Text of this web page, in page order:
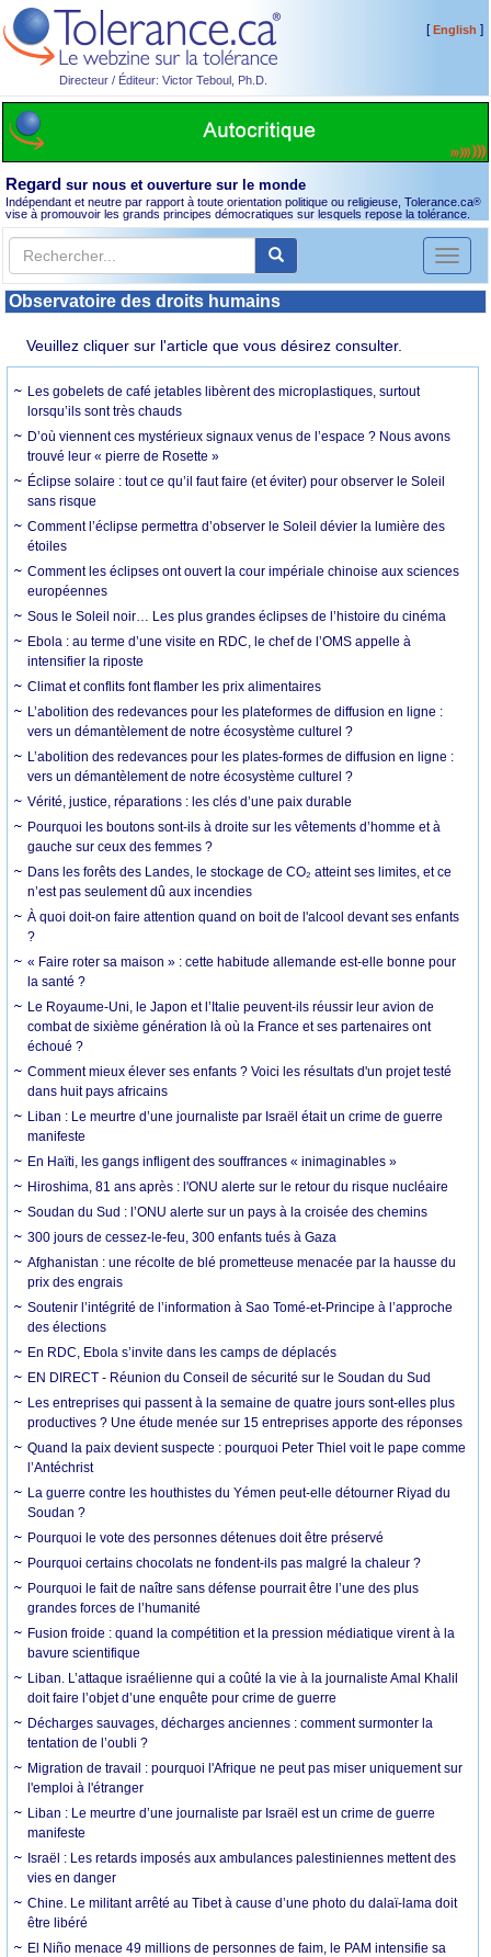
Directeur / Éditeur: Victor Teboul, Ph.D.
[English ]
Regard sur nous et ouverture sur le monde
Indépendant et neutre par rapport à toute orientation politique ou religieuse, Tolerance.ca®
vise à promouvoir les grands principes démocratiques sur lesquels repose la tolérance.
Toggle
Observatoire des droits humains
Veuillez cliquer sur l'article que vous désirez consulter.
Les gobelets de café jetables libèrent des microplastiques, surtout
lorsqu’ils sont très chauds
D’où viennent ces mystérieux signaux venus de l’espace ? Nous avons
trouvé leur « pierre de Rosette »
Éclipse solaire : tout ce qu’il faut faire (et éviter) pour observer le Soleil
sans risque
Comment l’éclipse permettra d’observer le Soleil dévier la lumière des
étoiles
Comment les éclipses ont ouvert la cour impériale chinoise aux sciences
européennes
Sous le Soleil noir… Les plus grandes éclipses de l’histoire du cinéma
Ebola : au terme d’une visite en RDC, le chef de l’OMS appelle à
intensifier la riposte
Climat et conflits font flamber les prix alimentaires
L’abolition des redevances pour les plateformes de diffusion en ligne :
vers un démantèlement de notre écosystème culturel ?
L’abolition des redevances pour les plates-formes de diffusion en ligne :
vers un démantèlement de notre écosystème culturel ?
Vérité, justice, réparations : les clés d’une paix durable
Pourquoi les boutons sont-ils à droite sur les vêtements d’homme et à
gauche sur ceux des femmes ?
Dans les forêts des Landes, le stockage de CO₂ atteint ses limites, et ce
n’est pas seulement dû aux incendies
À quoi doit-on faire attention quand on boit de l'alcool devant ses enfants
?
« Faire roter sa maison » : cette habitude allemande est-elle bonne pour
la santé ?
Le Royaume-Uni, le Japon et l’Italie peuvent-ils réussir leur avion de
combat de sixième génération là où la France et ses partenaires ont
échoué ?
Comment mieux élever ses enfants ? Voici les résultats d'un projet testé
dans huit pays africains
Liban : Le meurtre d’une journaliste par Israël était un crime de guerre
manifeste
En Haïti, les gangs infligent des souffrances « inimaginables »
Hiroshima, 81 ans après : l'ONU alerte sur le retour du risque nucléaire
Soudan du Sud : l’ONU alerte sur un pays à la croisée des chemins
300 jours de cessez-le-feu, 300 enfants tués à Gaza
Afghanistan : une récolte de blé prometteuse menacée par la hausse du
prix des engrais
Soutenir l’intégrité de l’information à Sao Tomé-et-Principe à l’approche
des élections
En RDC, Ebola s’invite dans les camps de déplacés
EN DIRECT - Réunion du Conseil de sécurité sur le Soudan du Sud
Les entreprises qui passent à la semaine de quatre jours sont-elles plus
productives ? Une étude menée sur 15 entreprises apporte des réponses
Quand la paix devient suspecte : pourquoi Peter Thiel voit le pape comme
l’Antéchrist
La guerre contre les houthistes du Yémen peut-elle détourner Riyad du
Soudan ?
Pourquoi le vote des personnes détenues doit être préservé
Pourquoi certains chocolats ne fondent-ils pas malgré la chaleur ?
Pourquoi le fait de naître sans défense pourrait être l’une des plus
grandes forces de l’humanité
Fusion froide : quand la compétition et la pression médiatique virent à la
bavure scientifique
Liban. L’attaque israélienne qui a coûté la vie à la journaliste Amal Khalil
doit faire l’objet d’une enquête pour crime de guerre
Décharges sauvages, décharges anciennes : comment surmonter la
tentation de l’oubli ?
Migration de travail : pourquoi l'Afrique ne peut pas miser uniquement sur
l'emploi à l'étranger
Liban : Le meurtre d’une journaliste par Israël est un crime de guerre
manifeste
Israël : Les retards imposés aux ambulances palestiniennes mettent des
vies en danger
Chine. Le militant arrêté au Tibet à cause d’une photo du dalaï-lama doit
être libéré
El Niño menace 49 millions de personnes de faim, le PAM intensifie sa